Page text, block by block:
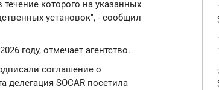
которого на указанных
установок", - сообщил
году, отмечает агентство.
соглашение о
делегация SOCAR посетила